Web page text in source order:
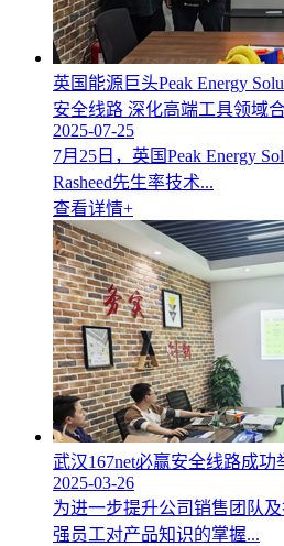
英国能源巨头Peak Energy
安全线路 深化高端工具领域
2025-07-25
7月25日，英国Peak Energy
Rasheed先生率技术...
查看详情+
武汉167net必赢安全线路成
2025-03-26
为进一步提升公司销售团队
强员工对产品知识的掌握...